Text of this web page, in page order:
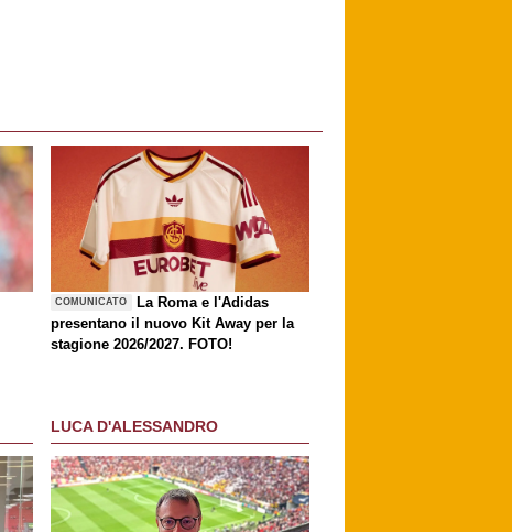
COMUNICATO
La Roma e l'Adidas
presentano il nuovo Kit Away per la
stagione 2026/2027. FOTO!
LUCA D'ALESSANDRO